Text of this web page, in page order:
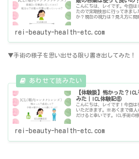
こんにちは、レイです。今回は
たので定期検診に行ってきま
か？現在の視力は？見え方に
rei-beauty-health-etc.com
▼手術の様子を思い出せる限り書き出してみた！
【体験談】怖かった？
みた｜ICL体験記⑥
こんにちは、レイです！今回
いただきます。※あくまで個人
だけると幸いです。ICL手術の
rei-beauty-health-etc.com